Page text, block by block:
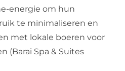
energie om hun
te minimaliseren en
met lokale boeren voor
(Barai Spa & Suites